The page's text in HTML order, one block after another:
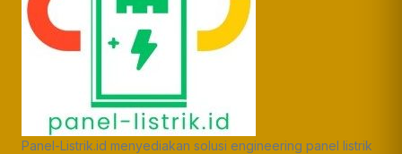
Panel-Listrik.id menyediakan solusi engineering panel listrik